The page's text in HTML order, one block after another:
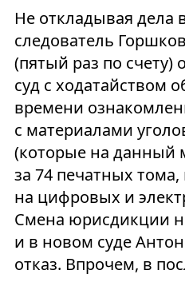
Не откладывая дела
следователь
(пятый раз по счету)
суд с ходатайством
времени
с материалами
(которые на данный
за 74 печатных
на цифровых и
Смена юрисдикции
и в новом суде
отказ. Впрочем, в